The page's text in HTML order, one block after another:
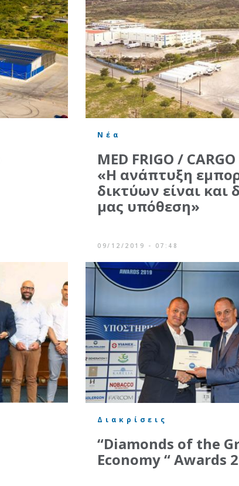
Νέα
MED FRIGO /
«Η ανάπτυξη
δικτύων είναι και
μας υπόθεση»
09/12/2019 - 07:48
Διακρίσεις
“Diamonds of the
Economy “ Awards